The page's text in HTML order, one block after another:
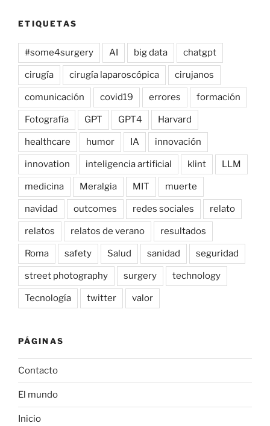
ETIQUETAS
#some4surgery AI big data chatgpt
cirugía cirugía laparoscópica cirujanos
comunicación covid19 errores formación
Fotografía GPT GPT4 Harvard
healthcare humor IA innovación
innovation inteligencia artificial klint LLM
medicina Meralgia MIT muerte
navidad outcomes redes sociales relato
relatos relatos de verano resultados
Roma safety Salud sanidad seguridad
street photography surgery technology
Tecnología twitter valor
PÁGINAS
Contacto
El mundo
Inicio